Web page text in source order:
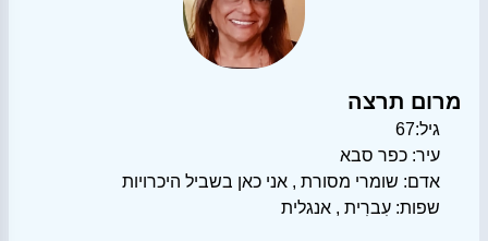
מרום תרצה
גיל:67
עיר: כפר סבא
אדם: שומרי מסורת , אני כאן בשביל היכרויות
שפות: עִברִית , אנגלית